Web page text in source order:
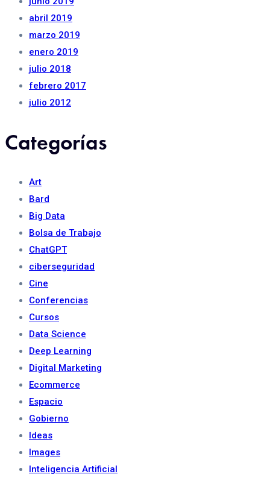
abril 2019
marzo 2019
enero 2019
julio 2018
febrero 2017
julio 2012
Categorías
Art
Bard
Big Data
Bolsa de Trabajo
ChatGPT
ciberseguridad
Cine
Conferencias
Cursos
Data Science
Deep Learning
Digital Marketing
Ecommerce
Espacio
Gobierno
Ideas
Images
Inteligencia Artificial